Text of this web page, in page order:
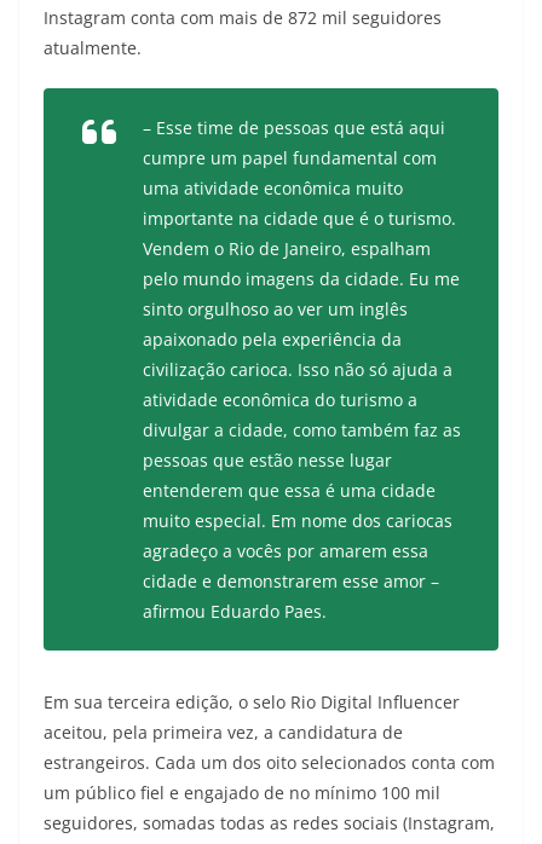
Instagram conta com mais de 872 mil seguidores
atualmente.
– Esse time de pessoas que está aqui
cumpre um papel fundamental com
uma atividade econômica muito
importante na cidade que é o turismo.
Vendem o Rio de Janeiro, espalham
pelo mundo imagens da cidade. Eu me
sinto orgulhoso ao ver um inglês
apaixonado pela experiência da
civilização carioca. Isso não só ajuda a
atividade econômica do turismo a
divulgar a cidade, como também faz as
pessoas que estão nesse lugar
entenderem que essa é uma cidade
muito especial. Em nome dos cariocas
agradeço a vocês por amarem essa
cidade e demonstrarem esse amor –
afirmou Eduardo Paes.
Em sua terceira edição, o selo Rio Digital Influencer
aceitou, pela primeira vez, a candidatura de
estrangeiros. Cada um dos oito selecionados conta com
um público fiel e engajado de no mínimo 100 mil
seguidores, somadas todas as redes sociais (Instagram,